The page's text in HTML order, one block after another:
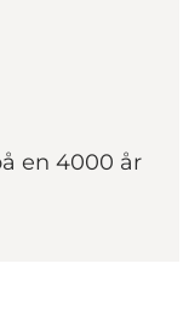
en 4000 år